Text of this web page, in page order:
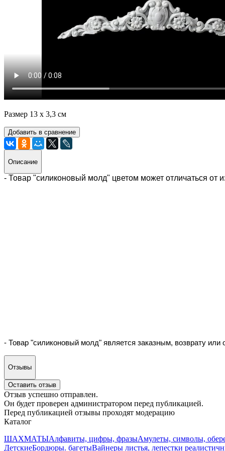
Размер 13 х 3,3 см
Добавить в сравнение
Описание
- Товар "силиконовый молд" цветом может отличаться от
- Товар "силиконовый молд" является заказным, возврату или
Отзывы
Оставить отзыв
Отзыв успешно отправлен.
Он будет проверен администратором перед публикацией.
Перед публикацией отзывы проходят модерацию
Каталог
ШАХМАТЫАлфавиты, цифры, фразыАмулеты, символы,
ДетскиеБордюры. багетыВайнеры листья, лепестки